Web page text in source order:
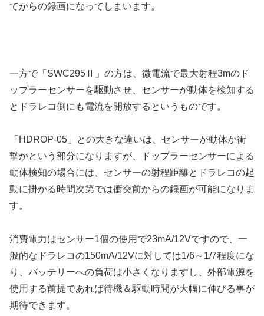
てからの録画になってしまいます。
一方で「SWC295Ⅱ」の方は、微電流で最大射程3mのド
ップラーセンサーを駆動させ、センサーが動体を検知する
とドラレコ側にも電流を開放するというものです。
「HDROP-05」との大きな違いは、センサーが動体か衝
撃かという部分になりますが、ドップラーセンサーによる
動体検知の場合には、センサーの射程距離とドラレコの起
動に掛かる時間次第では衝突前からの録画が可能になりま
す。
消費電力はセンサー1個の使用で23mA/12Vですので、一
般的なドラレコの150mA/12Vに対しては1/6～1/7程度にな
り、バッテリーへの負荷は小さくなりますし、外部電源を
使用する前提であれば待機＆駆動時間が大幅に伸びる事が
期待できます。